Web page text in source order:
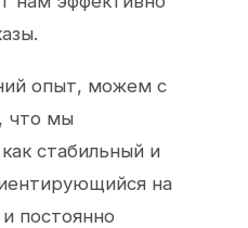
опыт, можем с
что мы
стабильный и
на
постоянно